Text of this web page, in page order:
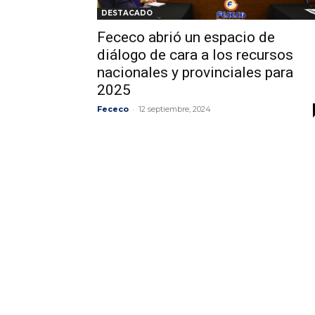
DESTACADO
Fececo abrió un espacio de
diálogo de cara a los recursos
nacionales y provinciales para
2025
Fececo - 12 septiembre, 2024